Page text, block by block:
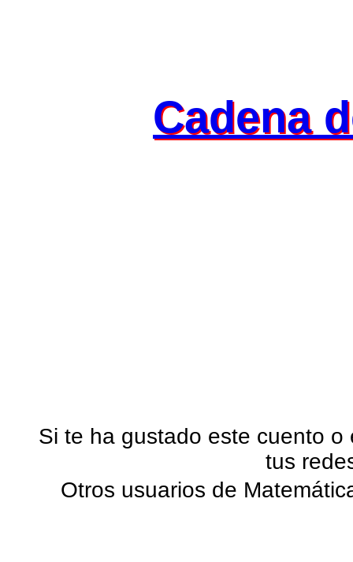
Cadena
Si te ha gustado este cuento
tus
Otros usuarios de